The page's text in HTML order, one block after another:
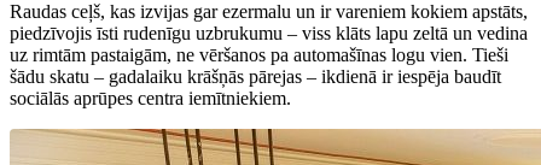
Raudas ceļš, kas izvijas gar ezermalu un ir vareniem kokiem apstāts,
piedzīvojis īsti rudenīgu uzbrukumu – viss klāts lapu zeltā un vedina
uz rimtām pastaigām, ne vēršanos pa automašīnas logu vien. Tieši
šādu skatu – gadalaiku krāšņās pārejas – ikdienā ir iespēja baudīt
sociālās aprūpes centra iemītniekiem.